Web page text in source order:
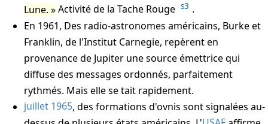
Lune.
Activité de la Tache Rouge s3 .
En 1961, Des radio-astronomes américains, Burke et
Franklin, de l'Institut Carnegie, repèrent en
provenance de Jupiter une source émettrice qui
diffuse des messages ordonnés, parfaitement
rythmés. Mais elle se tait rapidement.
juillet 1965, des formations d'ovnis sont signalées au-